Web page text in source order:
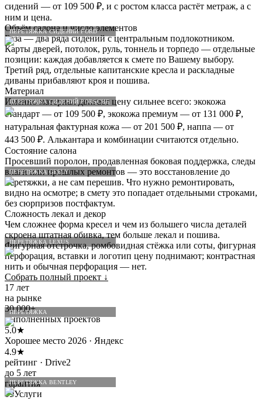
ПЕРЕТЯЖКА СИДЕНИЙ FORD
ПЕРЕТЯЖКА СИДЕНИЙ PORSCHE
ПЕРЕТЯЖКА GEELY
ПЕРЕТЯЖКА LEXUS
ПЕРЕТЯЖКА
ПЕРЕТЯЖКА BENTLEY
сидений — от 109 500 ₽, и с ростом класса растёт метраж, а с
ним и цена.
Объём салона и число элементов
База — два ряда сидений с центральным подлокотником.
Карты дверей, потолок, руль, тоннель и торпедо — отдельные
позиции: каждая добавляется к смете по Вашему выбору.
Третий ряд, отдельные капитанские кресла и раскладные
диваны прибавляют кроя и пошива.
Материал
Именно материал двигает цену сильнее всего: экокожа
стандарт — от 109 500 ₽, экокожа премиум — от 131 000 ₽,
натуральная фактурная кожа — от 201 500 ₽, наппа — от
443 500 ₽. Алькантара и комбинации считаются отдельно.
Состояние салона
Просевший поролон, продавленная боковая поддержка, следы
влаги или прошлых ремонтов — это восстановление до
перетяжки, а не сам перешив. Что нужно ремонтировать,
видно на осмотре; в смету это попадает отдельными строками,
без сюрпризов постфактум.
Сложность лекал и декор
Чем сложнее форма кресел и чем из большего числа деталей
скроена штатная обивка, тем больше лекал и пошива.
Фигурная отстрочка, ромбовидная стёжка или соты, фигурная
перфорация, вставки и логотип цену поднимают; контрастная
нить и обычная перфорация — нет.
Собрать полный проект ↓
17 лет
на рынке
30 000+
выполненных проектов
5.0★
Хорошее место 2026 · Яндекс
4.9★
рейтинг · Drive2
до 5 лет
гарантия
09Услуги